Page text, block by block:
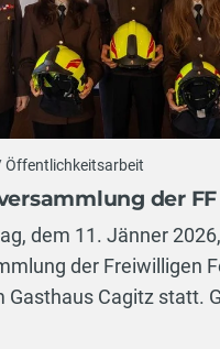
Öffentlichkeitsarbeit
der
dem 11. Jänner
der Freiwilligen
Gasthaus Cagitz statt.